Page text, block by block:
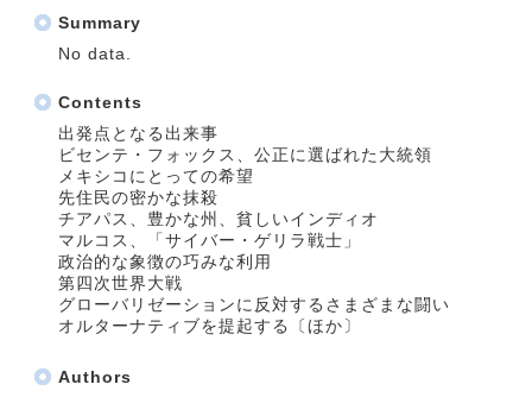
Summary
No data.
Contents
出発点となる出来事
ビセンテ・フォックス、公正に選ばれた大統領
メキシコにとっての希望
先住民の密かな抹殺
チアパス、豊かな州、貧しいインディオ
マルコス、「サイバー・ゲリラ戦士」
政治的な象徴の巧みな利用
第四次世界大戦
グローバリゼーションに反対するさまざまな闘い
オルターナティブを提起する〔ほか〕
Authors